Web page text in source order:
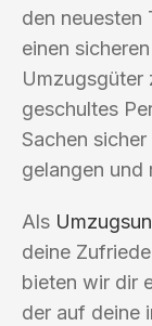
den neuesten
einen
Umzugsgüter
geschultes
Sachen
gelangen und
Als
deine
bieten wir dir
der auf deine